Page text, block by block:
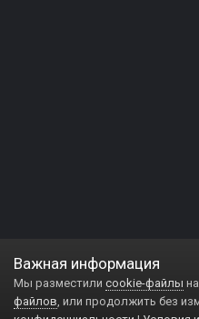
Важная информация
Мы разместили cookie-файлы
файлов, или продолжить без